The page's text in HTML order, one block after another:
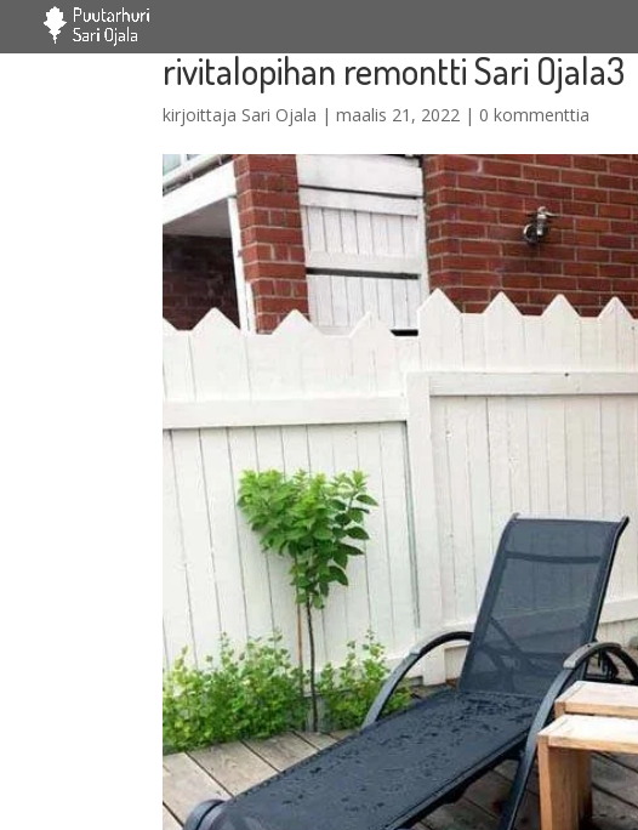
rivitalopihan remontti Sari Ojala3
kirjoittaja Sari Ojala |maalis 21, 2022 | 0 kommenttia